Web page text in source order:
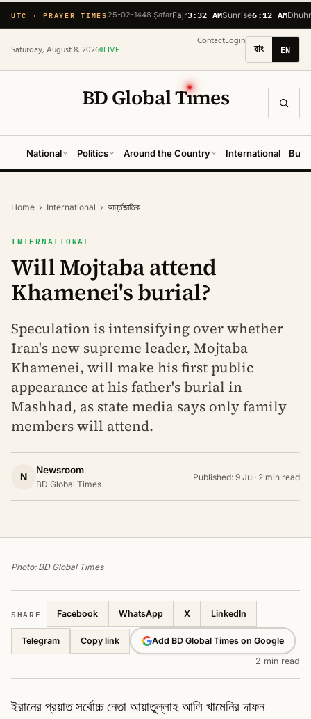
UTC · PRAYER TIMES 25-02-1448 ṢafarFajr3:32 AMSunrise6:12 AM
Saturday, August 8, 2026 LIVE
ContactLogin
বাং EN
BD Global Tımes
National Politics Around the Country International
Home › International › আর্ন্তজাতিক
INTERNATIONAL
Will Mojtaba attend
Khamenei's burial?
Speculation is intensifying over whether
Iran's new supreme leader, Mojtaba
Khamenei, will make his first public
appearance at his father's burial in
Mashhad, as state media says only family
members will attend.
N
Newsroom
BD Global Times
Published: 9 Jul· 2 min read
Photo: BD Global Times
SHARE Facebook WhatsApp X LinkedIn
Telegram Copy link
Add BD Global Times on Google
2 min read
ইরানের প্রয়াত সর্বোচ্চ নেতা আয়াতুল্লাহ আলি খামেনির দাফন